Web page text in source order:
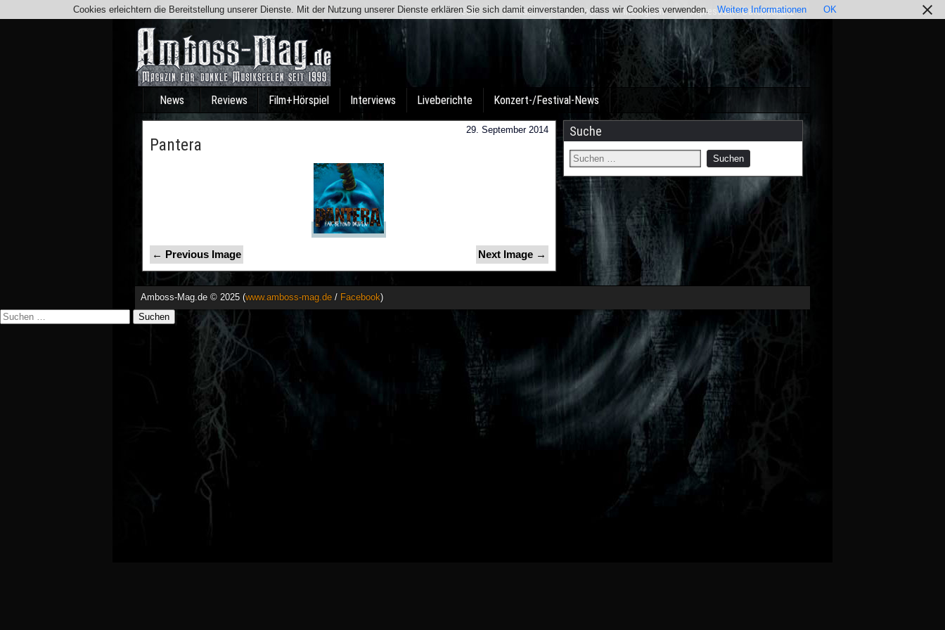
Team Kontakt Facebook Instagram Impressum / Datenschutz
News Reviews Film+Hörspiel Interviews Liveberichte Konzert-/Festival-News
29. September 2014
Pantera
← Previous Image Next Image →
Suche
Amboss-Mag.de © 2025 (www.amboss-mag.de / Facebook)
Cookies erleichtern die Bereitstellung unserer Dienste. Mit der Nutzung unserer Dienste erklären Sie sich damit einverstanden, dass wir Cookies verwenden. Weitere Informationen OK